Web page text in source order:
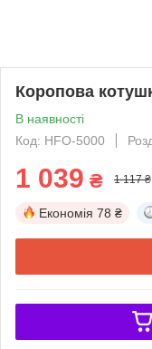
Коропова
В наявності
Код: HFO-5000
1 039 ₴ 1 117 ₴
Економія 78 ₴